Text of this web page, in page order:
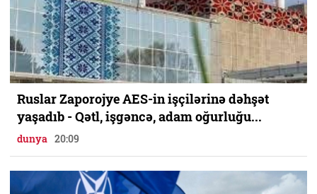
Ruslar Zaporojye AES-in işçilərinə dəhşət
yaşadıb - Qətl, işgəncə, adam oğurluğu...
dunya 20:09